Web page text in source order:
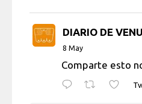
DIARIO DE
8 May
Comparte esto